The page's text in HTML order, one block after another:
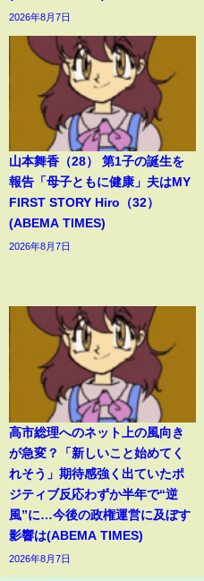
2026年8月7日
山本舞香（28） 第1子の誕生を
報告「母子ともに健康」夫はMY
FIRST STORY Hiro（32）
(ABEMA TIMES)
2026年8月7日
高市総理へのネット上の風向き
が急変？「新しいこと始めてく
れそう」期待感強く出ていたポ
ジティブ反応わずか半年で“逆
風”に…今後の政権運営に及ぼす
影響は(ABEMA TIMES)
2026年8月7日